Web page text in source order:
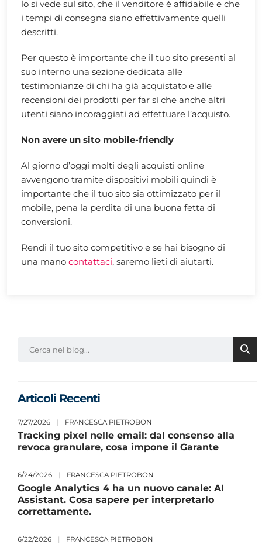
lo si vede sul sito, che il venditore è affidabile e che
i tempi di consegna siano effettivamente quelli
descritti.
Per questo è importante che il tuo sito presenti al
suo interno una sezione dedicata alle
testimonianze di chi ha già acquistato e alle
recensioni dei prodotti per far sì che anche altri
utenti siano incoraggiati ad effettuare l’acquisto.
Non avere un sito mobile-friendly
Al giorno d’oggi molti degli acquisti online
avvengono tramite dispositivi mobili quindi è
importante che il tuo sito sia ottimizzato per il
mobile, pena la perdita di una buona fetta di
conversioni.
Rendi il tuo sito competitivo e se hai bisogno di
una mano contattaci, saremo lieti di aiutarti.
Articoli Recenti
7/27/2026 | FRANCESCA PIETROBON
Tracking pixel nelle email: dal consenso alla
revoca granulare, cosa impone il Garante
6/24/2026 | FRANCESCA PIETROBON
Google Analytics 4 ha un nuovo canale: AI
Assistant. Cosa sapere per interpretarlo
correttamente.
6/22/2026 | FRANCESCA PIETROBON